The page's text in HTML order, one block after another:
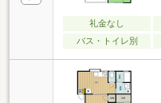
礼金なし
バス・トイレ別